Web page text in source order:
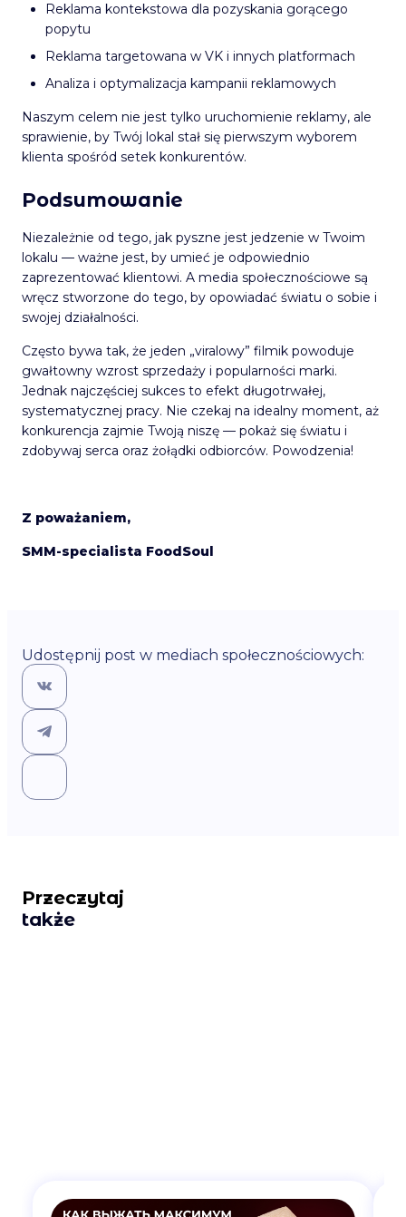
Reklama kontekstowa dla pozyskania gorącego
popytu
Reklama targetowana w VK i innych platformach
Analiza i optymalizacja kampanii reklamowych
Naszym celem nie jest tylko uruchomienie reklamy, ale
sprawienie, by Twój lokal stał się pierwszym wyborem
klienta spośród setek konkurentów.
Podsumowanie
Niezależnie od tego, jak pyszne jest jedzenie w Twoim
lokalu — ważne jest, by umieć je odpowiednio
zaprezentować klientowi. A media społecznościowe są
wręcz stworzone do tego, by opowiadać światu o sobie i
swojej działalności.
Często bywa tak, że jeden „viralowy” filmik powoduje
gwałtowny wzrost sprzedaży i popularności marki.
Jednak najczęściej sukces to efekt długotrwałej,
systematycznej pracy. Nie czekaj na idealny moment, aż
konkurencja zajmie Twoją niszę — pokaż się światu i
zdobywaj serca oraz żołądki odbiorców. Powodzenia!
Z poważaniem,
SMM-specialista FoodSoul
Udostępnij post w mediach społecznościowych:
Przeczytaj
także